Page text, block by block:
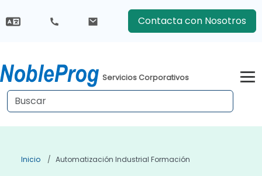
Contacta con Nosotros
Servicios Corporativos
Inicio Automatización Industrial Formación